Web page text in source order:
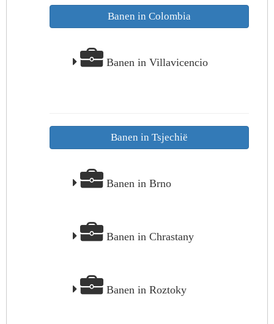
Banen in Colombia
Banen in Villavicencio
Banen in Tsjechië
Banen in Brno
Banen in Chrastany
Banen in Roztoky